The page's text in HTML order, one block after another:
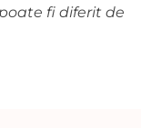
fi diferit de